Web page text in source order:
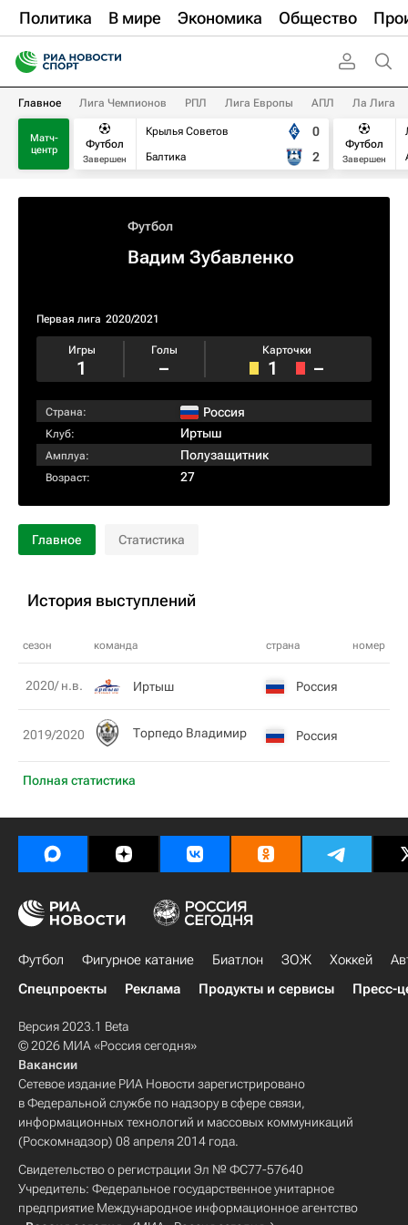
Политика В мире Экономика Общество
Главное Лига Чемпионов РПЛ Лига Европы АПЛ Ла Лига
Матч-
центр
Футбол
Завершен
Крылья Советов
Балтика
0
2
Футбол
Завершен
Футбол
Вадим Зубавленко
Первая лига 2020/2021
Игры
1
Голы
–
Карточки
1 –
Страна: Россия
Клуб: Иртыш
Амплуа: Полузащитник
Возраст: 27
Главное Статистика
История выступлений
сезон команда страна номер
Полная статистика
2020/ н.в. Иртыш Россия
2019/2020 Торпедо Владимир Россия
Футбол Фигурное катание Биатлон ЗОЖ Хоккей
Спецпроекты
Реклама Продукты и сервисы Пресс-
Версия 2023.1 Beta
© 2026 МИА «Россия сегодня»
Вакансии
Сетевое издание РИА Новости зарегистрировано
в Федеральной службе по надзору в сфере связи,
информационных технологий и массовых коммуникаций
(Роскомнадзор) 08 апреля 2014 года.
Свидетельство о регистрации Эл № ФС77-57640
Учредитель: Федеральное государственное унитарное
предприятие Международное информационное агентство